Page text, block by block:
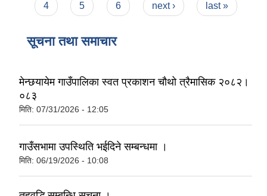
4
5 6 next › last »
सूचना तथा समाचार
मेन्छयायेम गाउँपालिका स्वत प्रकाशन चौथो त्रैमासिक २०८२।
०८३
मिति: 07/31/2026 - 12:05
गाउँसभामा उपस्थिति भईदिने सम्बन्धमा ।
मिति: 06/19/2026 - 10:08